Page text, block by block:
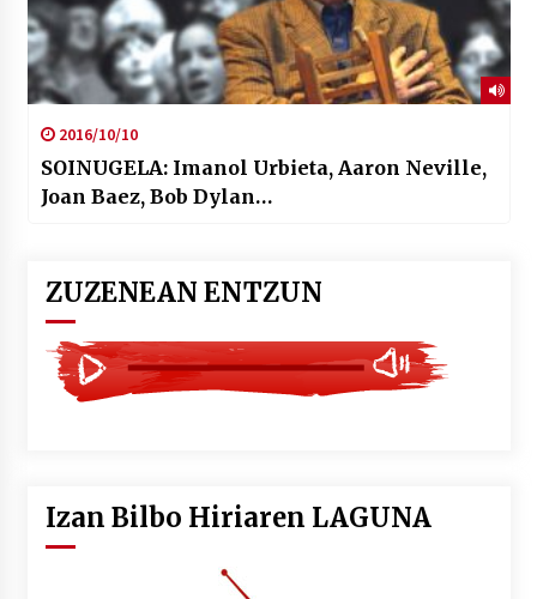
2016/10/10
SOINUGELA: Imanol Urbieta, Aaron Neville,
Joan Baez, Bob Dylan…
ZUZENEAN ENTZUN
Izan Bilbo Hiriaren LAGUNA